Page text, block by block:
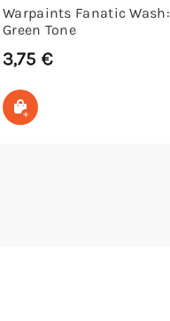
Warpaints Fanatic Wash:
Green Tone
3,75 €
In den Warenkorb